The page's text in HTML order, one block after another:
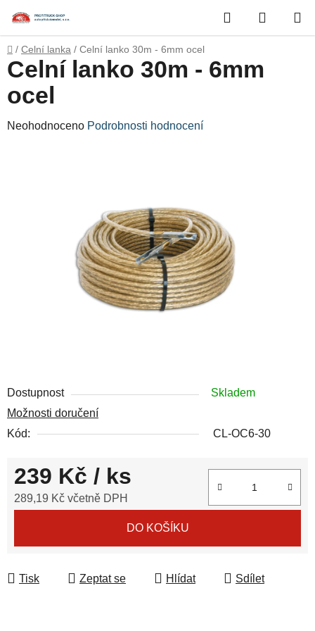
obsah
Hledat
KOŠÍK
Domů
/ Celní lanka / Celní lanko 30m - 6mm ocel
Dostupnost
Skladem
Možnosti doručení
Kód:
CL-OC6-30
239 Kč / ks
289,19 Kč včetně DPH
DO KOŠÍKU
Tisk Zeptat se Hlídat Sdílet
Celní lanko 30m - 6mm
ocel
Průměrné
Neohodnoceno Podrobnosti hodnocení